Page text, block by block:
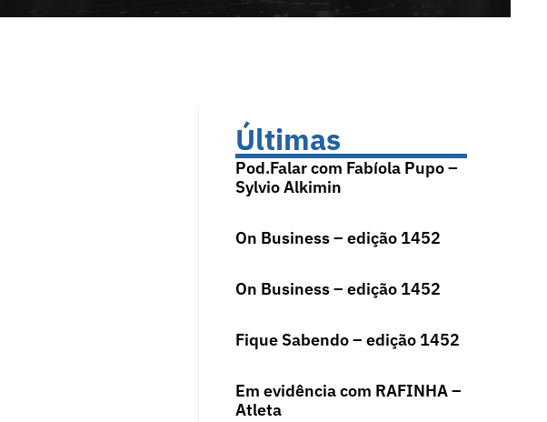
Últimas
Pod.Falar com Fabíola Pupo –
Sylvio Alkimin
On Business – edição 1452
On Business – edição 1452
Fique Sabendo – edição 1452
Em evidência com RAFINHA –
Atleta